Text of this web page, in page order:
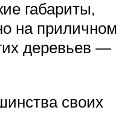
габариты,
на приличном
деревьев —
своих